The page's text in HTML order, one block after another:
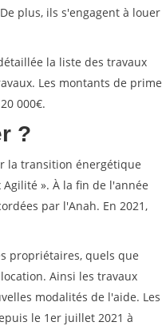
plus, ils s'engagent à louer
la liste des travaux
Les montants de prime
000€.
?
la transition énergétique
». À la fin de l'année
par l'Anah. En 2021,
propriétaires, quels que
Ainsi les travaux
modalités de l'aide. Les
le 1er juillet 2021 à